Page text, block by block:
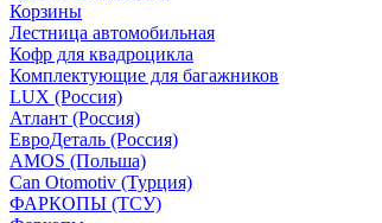
Корзины
Лестница автомобильная
Кофр для квадроцикла
Комплектующие для багажников
LUX (Россия)
Атлант (Россия)
ЕвроДеталь (Россия)
AMOS (Польша)
Can Otomotiv (Турция)
ФАРКОПЫ (ТСУ)